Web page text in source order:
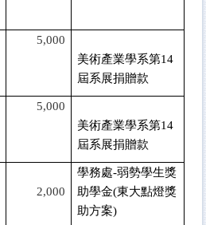
5,000
美術產業學系第14
屆系展捐贈款
5,000
美術產業學系第14
屆系展捐贈款
2,000
學務處-弱勢學生獎
助學金(東大點燈獎
助方案)